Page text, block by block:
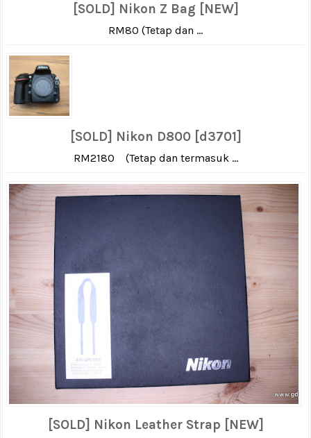
[SOLD] Nikon Z Bag [NEW]
RM80 (Tetap dan ...
[SOLD] Nikon D800 [d3701]
RM2180 (Tetap dan termasuk ...
[SOLD] Nikon Leather Strap [NEW]